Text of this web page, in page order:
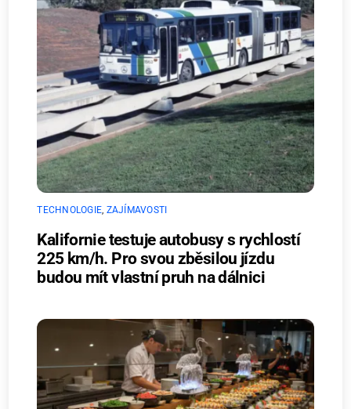
TECHNOLOGIE ZAJÍMAVOSTI
Kalifornie testuje autobusy s rychlostí
225 km/h. Pro svou zběsilou jízdu
budou mít vlastní pruh na dálnici